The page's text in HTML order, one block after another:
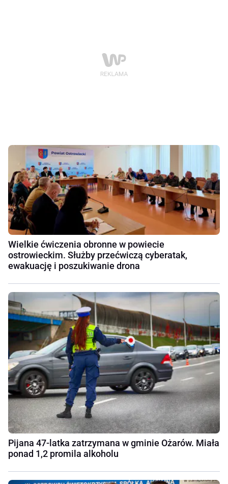
Wielkie ćwiczenia obronne w powiecie
ostrowieckim. Służby przećwiczą cyberatak,
ewakuację i poszukiwanie drona
Pijana 47-latka zatrzymana w gminie Ożarów. Miała
ponad 1,2 promila alkoholu